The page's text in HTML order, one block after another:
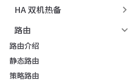
HA 双机热备
路由
路由介绍
静态路由
策略路由